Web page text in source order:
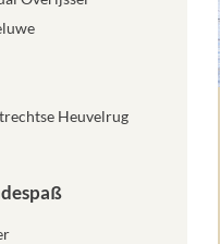
Heuvelrug